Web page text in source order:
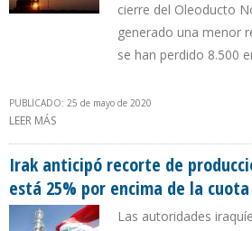
cierre del Oleoducto
generado una menor
se han perdido 8.500
PUBLICADO: 25 de mayo de 2020
LEER MÁS
Irak anticipó recorte de
está 25% por encima de la cuota
Las autoridades